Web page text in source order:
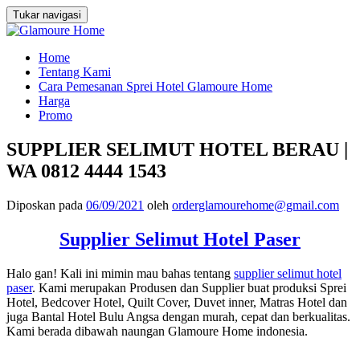
Tukar navigasi
Loncat
konten
Home
Tentang Kami
Cara Pemesanan Sprei Hotel Glamoure Home
Harga
Promo
SUPPLIER SELIMUT HOTEL BERAU |
WA 0812 4444 1543
Diposkan pada 06/09/2021 oleh orderglamourehome@gmail.com
Supplier Selimut Hotel Paser
Halo gan! Kali ini mimin mau bahas tentang supplier selimut hotel
paser. Kami merupakan Produsen dan Supplier buat produksi Sprei
Hotel, Bedcover Hotel, Quilt Cover, Duvet inner, Matras Hotel dan
juga Bantal Hotel Bulu Angsa dengan murah, cepat dan berkualitas.
Kami berada dibawah naungan Glamoure Home indonesia.